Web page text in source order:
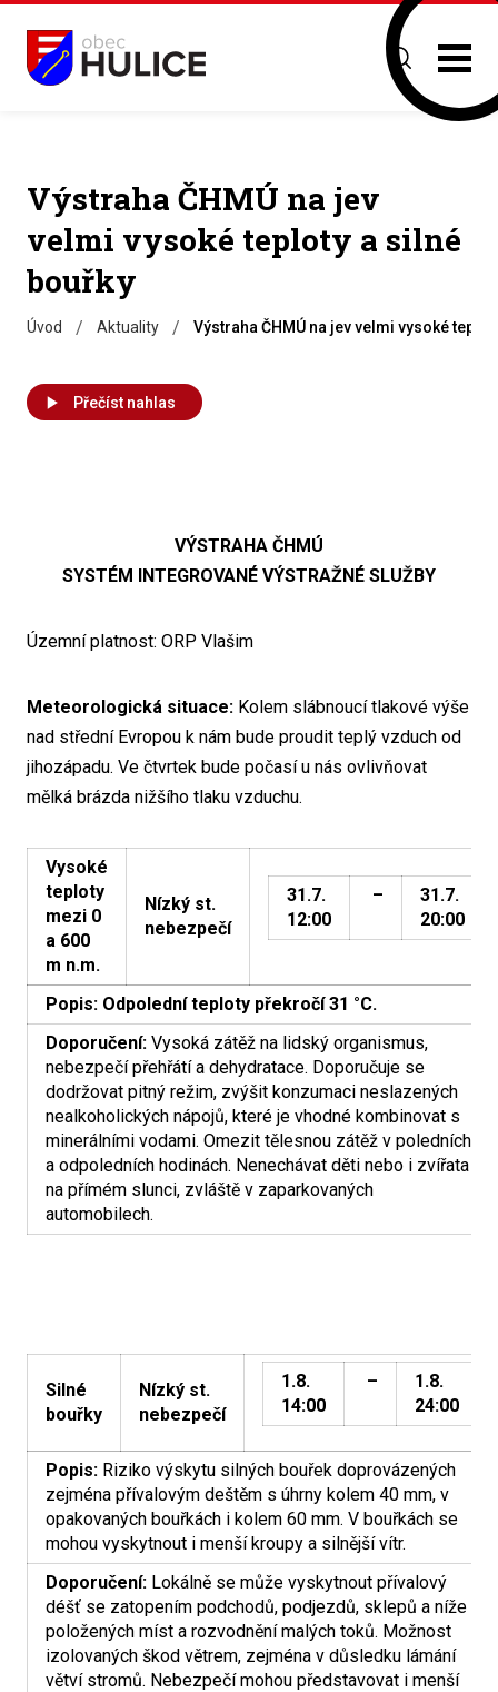
Výstraha ČHMÚ na jev
velmi vysoké teploty a silné
bouřky
Úvod / Aktuality / Výstraha ČHMÚ na jev velmi vysoké
Přečíst nahlas
VÝSTRAHA ČHMÚ
SYSTÉM INTEGROVANÉ VÝSTRAŽNÉ SLUŽBY
Územní platnost: ORP Vlašim
Meteorologická situace: Kolem slábnoucí tlakové výše
nad střední Evropou k nám bude proudit teplý vzduch od
jihozápadu. Ve čtvrtek bude počasí u nás ovlivňovat
mělká brázda nižšího tlaku vzduchu.
Vysoké
teploty
mezi 0
a 600
m n.m.
Nízký st.
nebezpečí
31.7.
12:00
–
31.7.
20:00
Popis: Odpolední teploty překročí 31 °C.
Doporučení: Vysoká zátěž na lidský organismus,
nebezpečí přehřátí a dehydratace. Doporučuje se
dodržovat pitný režim, zvýšit konzumaci neslazených
nealkoholických nápojů, které je vhodné kombinovat s
minerálními vodami. Omezit tělesnou zátěž v poledních
a odpoledních hodinách. Nenechávat děti nebo i zvířata
na přímém slunci, zvláště v zaparkovaných
automobilech.
Silné
bouřky
Nízký st.
nebezpečí
1.8.
14:00
–
1.8.
24:00
Popis: Riziko výskytu silných bouřek doprovázených
zejména přívalovým deštěm s úhrny kolem 40 mm, v
opakovaných bouřkách i kolem 60 mm. V bouřkách se
mohou vyskytnout i menší kroupy a silnější vítr.
Doporučení: Lokálně se může vyskytnout přívalový
déšť se zatopením podchodů, podjezdů, sklepů a níže
položených míst a rozvodnění malých toků. Možnost
izolovaných škod větrem, zejména v důsledku lámání
větví stromů. Nebezpečí mohou představovat i menší